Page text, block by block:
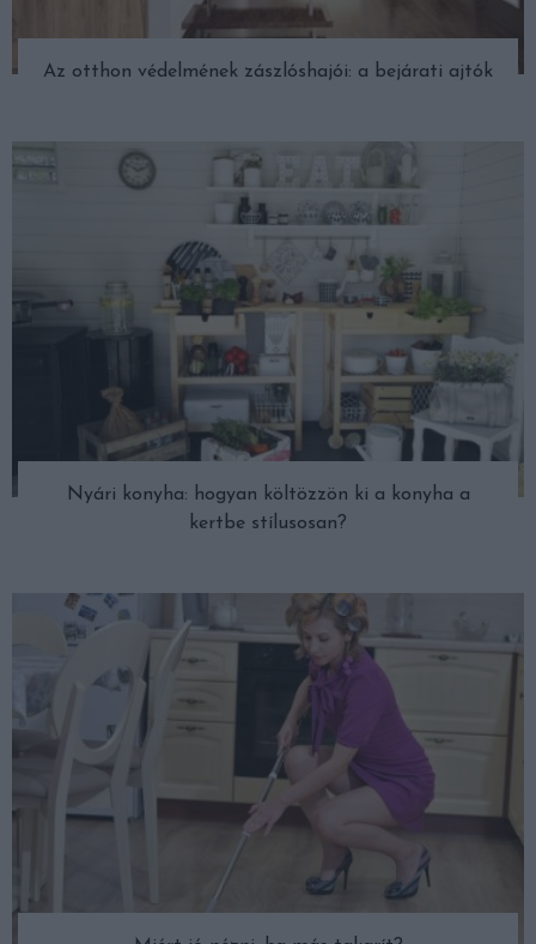
Az otthon védelmének zászlóshajói: a bejárati ajtók
Nyári konyha: hogyan költözzön ki a konyha a
kertbe stílusosan?